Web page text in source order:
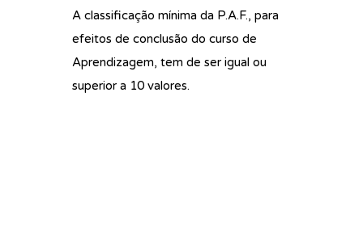
A classificação mínima da P.A.F., para
efeitos de conclusão do curso de
Aprendizagem, tem de ser igual ou
superior a 10 valores.